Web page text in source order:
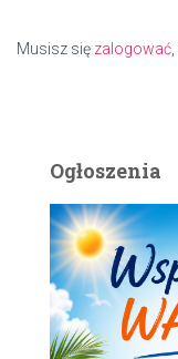
Musisz się zalogować
Ogłoszenia